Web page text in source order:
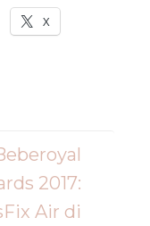
X
2017:
Air di